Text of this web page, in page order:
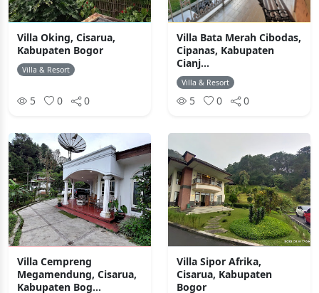
Villa Oking, Cisarua,
Kabupaten Bogor
Villa & Resort
5 0 0
Villa Bata Merah Cibodas,
Cipanas, Kabupaten
Cianj...
Villa & Resort
5 0 0
Villa Cempreng
Megamendung, Cisarua,
Kabupaten Bog...
Villa Sipor Afrika,
Cisarua, Kabupaten
Bogor